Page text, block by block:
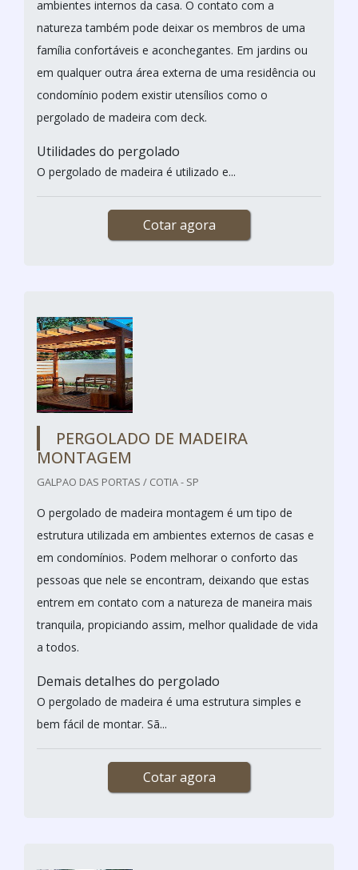
ambientes internos da casa. O contato com a
natureza também pode deixar os membros de uma
família confortáveis e aconchegantes. Em jardins ou
em qualquer outra área externa de uma residência ou
condomínio podem existir utensílios como o
pergolado de madeira com deck.
Utilidades do pergolado
O pergolado de madeira é utilizado e...
Cotar agora
PERGOLADO DE MADEIRA
MONTAGEM
GALPAO DAS PORTAS / COTIA - SP
O pergolado de madeira montagem é um tipo de
estrutura utilizada em ambientes externos de casas e
em condomínios. Podem melhorar o conforto das
pessoas que nele se encontram, deixando que estas
entrem em contato com a natureza de maneira mais
tranquila, propiciando assim, melhor qualidade de vida
a todos.
Demais detalhes do pergolado
O pergolado de madeira é uma estrutura simples e
bem fácil de montar. Sã...
Cotar agora